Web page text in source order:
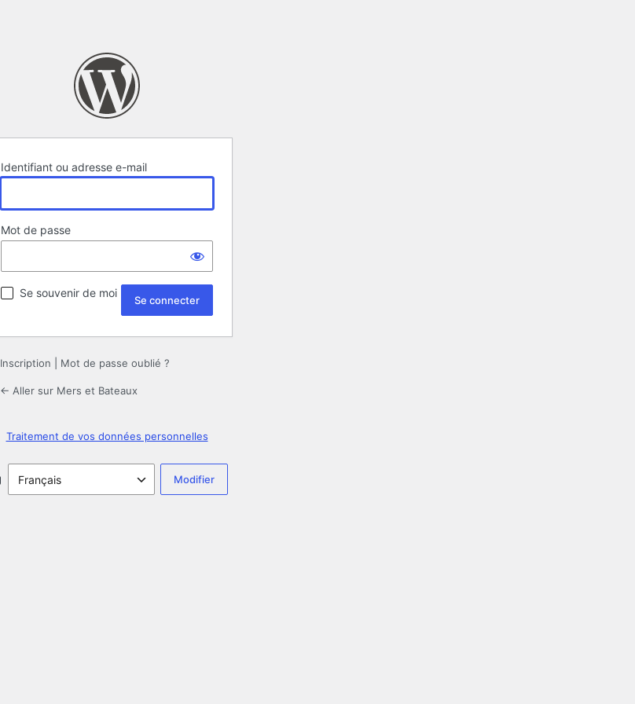
Identifiant ou adresse e-mail
Mot de passe
Se souvenir de moi
Inscription Mot de passe oublié ?
← Aller sur Mers et Bateaux
Traitement de vos données personnelles
Langue